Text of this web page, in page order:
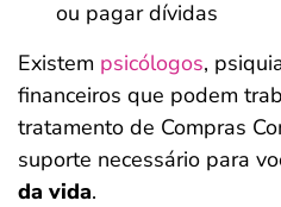
ou pagar dívidas
Existem psicólogos,
financeiros que podem
tratamento de Compras
suporte necessário para
da vida.